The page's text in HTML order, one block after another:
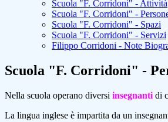
Scuola "F. Corridoni" - Attività
Scuola "F. Corridoni" -
Scuola "F. Corridoni" - Spazi
Scuola "F. Corridoni" - Servizi
Filippo Corridoni - Note
Scuola "F. Corridoni" -
Nella scuola operano diversi insegnanti di
La lingua inglese è impartita da un